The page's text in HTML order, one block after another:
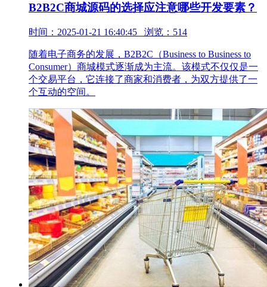
B2B2C商城源码的选择应注意哪些开发要素？
时间：2025-01-21 16:40:45 浏览：514
随着电子商务的发展，B2B2C（Business to Business to
Consumer）商城模式逐渐成为主流。该模式不仅仅是一
个交易平台，它连接了商家和消费者，为双方提供了一
个互动的空间。